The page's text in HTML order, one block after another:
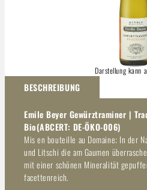
Darstellung kann
BESCHREIBUNG
Emile Beyer Gewürztraminer |
Bio(ABCERT: DE-ÖKO-006)
Mis en bouteille au Domaine; In der
und Litschi die am Gaumen
mit einer schönen Mineralität
facettenreich.